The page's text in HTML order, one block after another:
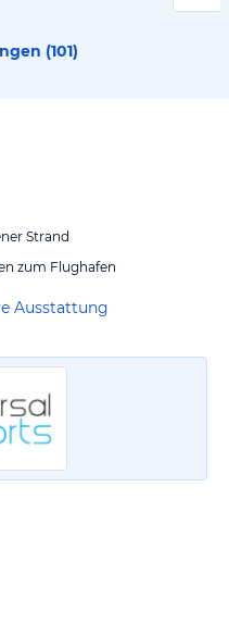
(101)
Strand
zum Flughafen
Ausstattung